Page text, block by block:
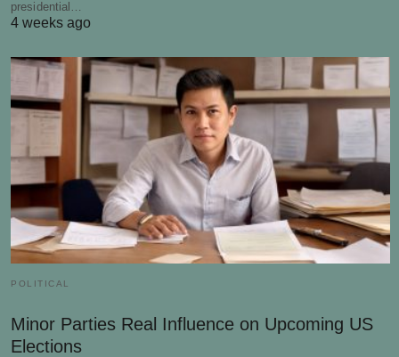
presidential…
4 weeks ago
POLITICAL
Minor Parties Real Influence on Upcoming US
Elections